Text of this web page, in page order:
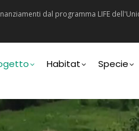
dal programma LIFE
Habitat Specie